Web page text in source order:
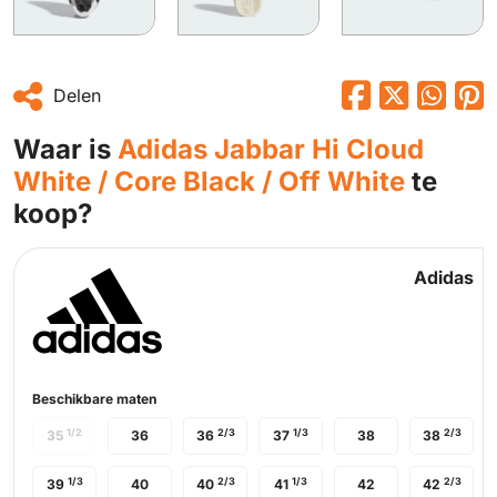
Delen
Waar is Adidas Jabbar Hi Cloud
White / Core Black / Off White te
koop?
Adidas
Beschikbare maten
36 36 2/3 37 1/3 38 38 2/3
39 1/3 40 40 2/3 41 1/3 42 42 2/3
35 1/2